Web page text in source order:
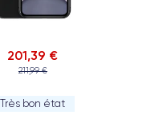
201,39 €
211,99 €
Très bon état